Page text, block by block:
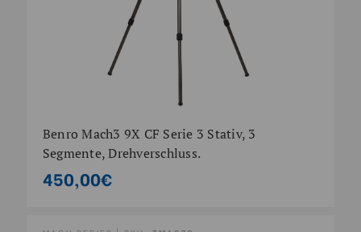
Benro Mach3 9X CF Serie 3 Stativ, 3
Segmente, Drehverschluss.
450,00€